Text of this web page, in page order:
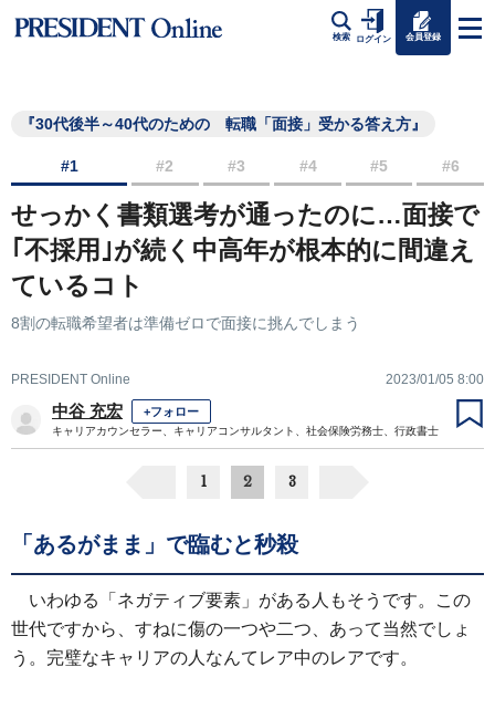
検索 ログイン 会員登録
『30代後半～40代のための 転職「面接」受かる答え方』
#1 #2 #3 #4 #5 #6
せっかく書類選考が通ったのに…面接で
｢不採用｣が続く中高年が根本的に間違え
ているコト
8割の転職希望者は準備ゼロで面接に挑んでしまう
PRESIDENT Online 2023/01/05 8:00
中谷 充宏 +フォロー
キャリアカウンセラー、キャリアコンサルタント、社会保険労務士、行政書士
1 2 3
「あるがまま」で臨むと秒殺
いわゆる「ネガティブ要素」がある人もそうです。この
世代ですから、すねに傷の一つや二つ、あって当然でしょ
う。完璧なキャリアの人なんてレア中のレアです。